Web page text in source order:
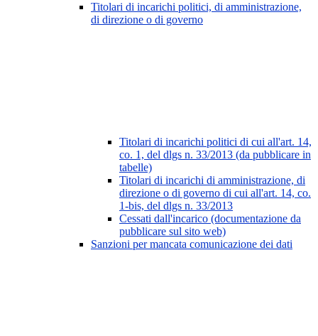
Titolari di incarichi politici, di amministrazione,
di direzione o di governo
Titolari di incarichi politici di cui all'art. 14,
co. 1, del dlgs n. 33/2013 (da pubblicare in
tabelle)
Titolari di incarichi di amministrazione, di
direzione o di governo di cui all'art. 14, co.
1-bis, del dlgs n. 33/2013
Cessati dall'incarico (documentazione da
pubblicare sul sito web)
Sanzioni per mancata comunicazione dei dati